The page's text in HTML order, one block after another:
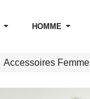
HOMME
Accessoires Femme